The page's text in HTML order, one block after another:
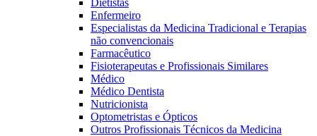
Enfermeiro
Especialistas da Medicina Tradicional e Terapias
não convencionais
Farmacêutico
Fisioterapeutas e Profissionais Similares
Médico
Médico Dentista
Nutricionista
Optometristas e Ópticos
Outros Profissionais Técnicos da Medicina